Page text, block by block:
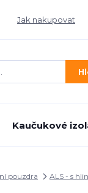
Jak nakupovat
Kaučukové
pouzdra ALS - s